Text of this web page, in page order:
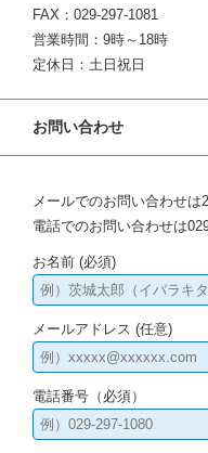
FAX：029-297-1081
営業時間：9時～18時
定休日：土日祝日
お問い合わせ
メールでのお問い合わせは
電話でのお問い合わせは
お名前 (必須)
メールアドレス (任意)
電話番号（必須）